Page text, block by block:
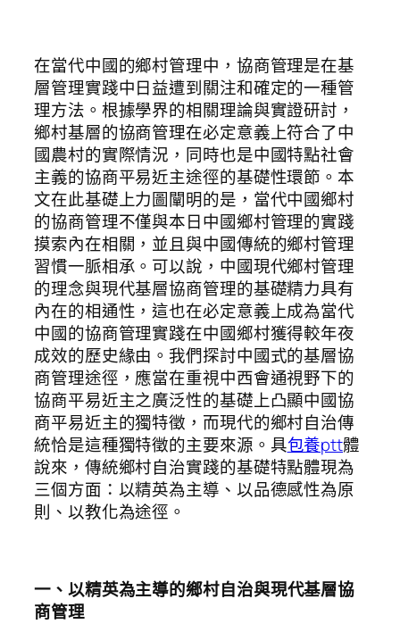
在當代中國的鄉村管理中，協商管理是在基
層管理實踐中日益遭到關注和確定的一種管
理方法。根據學界的相關理論與實證研討，
鄉村基層的協商管理在必定意義上符合了中
國農村的實際情況，同時也是中國特點社會
主義的協商平易近主途徑的基礎性環節。本
文在此基礎上力圖闡明的是，當代中國鄉村
的協商管理不僅與本日中國鄉村管理的實踐
摸索內在相關，並且與中國傳統的鄉村管理
習慣一脈相承。可以說，中國現代鄉村管理
的理念與現代基層協商管理的基礎精力具有
內在的相通性，這也在必定意義上成為當代
中國的協商管理實踐在中國鄉村獲得較年夜
成效的歷史緣由。我們探討中國式的基層協
商管理途徑，應當在重視中西會通視野下的
協商平易近主之廣泛性的基礎上凸顯中國協
商平易近主的獨特徵，而現代的鄉村自治傳
統恰是這種獨特徵的主要來源。具包養ptt體
說來，傳統鄉村自治實踐的基礎特點體現為
三個方面：以精英為主導、以品德感性為原
則、以教化為途徑。
一、 以精英為主導的鄉村自治與現代基層協
商管理